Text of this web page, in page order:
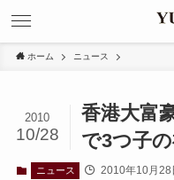
ホーム ニュース
香港大富
で3つ子
2010
10/28
ニュース 2010年10月28